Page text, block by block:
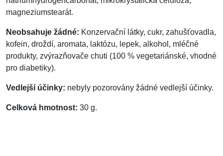
magneziumstearát.
Neobsahuje žádné: Konzervační látky, cukr, zahušťovadla,
kofein, droždí, aromata, laktózu, lepek, alkohol, mléčné
produkty, zvýrazňovače chuti (100 % vegetariánské, vhodné
pro diabetiky).
Vedlejší účinky: nebyly pozorovány žádné vedlejší účinky.
Celková hmotnost: 30 g.